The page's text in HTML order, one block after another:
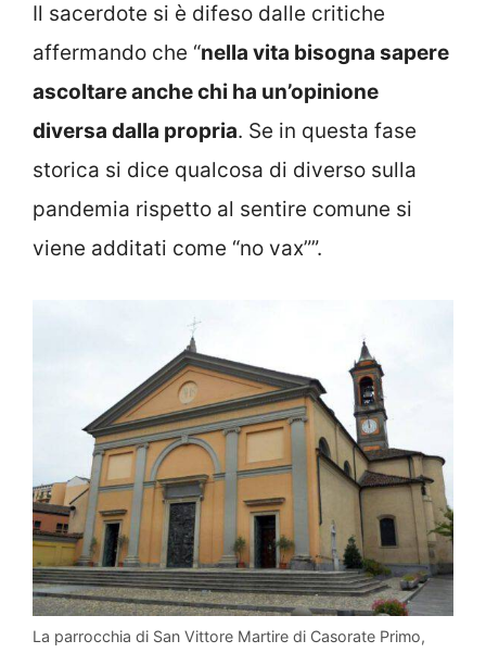
Il sacerdote si è difeso dalle critiche
affermando che “nella vita bisogna sapere
ascoltare anche chi ha un’opinione
diversa dalla propria. Se in questa fase
storica si dice qualcosa di diverso sulla
pandemia rispetto al sentire comune si
viene additati come “no vax””.
La parrocchia di San Vittore Martire di Casorate Primo,